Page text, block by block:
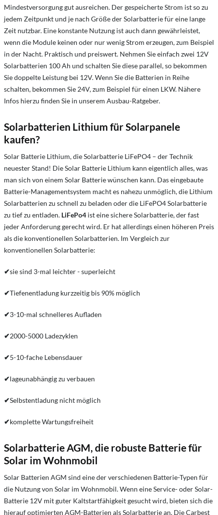
Mindestversorgung gut ausreichen. Der gespeicherte Strom ist so zu
jedem Zeitpunkt und je nach Größe der Solarbatterie für eine lange
Zeit nutzbar. Eine konstante Nutzung ist auch dann gewährleistet,
wenn die Module keinen oder nur wenig Strom erzeugen, zum Beispiel
in der Nacht. Praktisch und preiswert. Nehmen Sie einfach zwei 12V
Solarbatterien 100 Ah und schalten Sie diese parallel, so bekommen
Sie doppelte Leistung bei 12V. Wenn Sie die Batterien in Reihe
schalten, bekommen Sie 24V, zum Beispiel für einen LKW. Nähere
Infos hierzu finden Sie in unserem Ausbau-Ratgeber.
Solarbatterien Lithium für Solarpanele
kaufen?
Solar Batterie Lithium, die Solarbatterie LiFePO4 – der Technik
neuester Stand! Die Solar Batterie Lithium kann eigentlich alles, was
man sich von einem Solar Batterie wünschen kann. Das eingebaute
Batterie-Managementsystem macht es nahezu unmöglich, die Lithium
Solarbatterien zu schnell zu beladen oder die LiFePO4 Solarbatterie
zu tief zu entladen. LiFePo4 ist eine sichere Solarbatterie, der fast
jeder Anforderung gerecht wird. Er hat allerdings einen höheren Preis
als die konventionellen Solarbatterien. Im Vergleich zur
konventionellen Solarbatterie:
✔sie sind 3-mal leichter - superleicht
✔Tiefenentladung kurzzeitig bis 90% möglich
✔3-10-mal schnelleres Aufladen
✔2000-5000 Ladezyklen
✔5-10-fache Lebensdauer
✔lageunabhängig zu verbauen
✔Selbstentladung nicht möglich
✔komplette Wartungsfreiheit
Solarbatterie AGM, die robuste Batterie für
Solar im Wohnmobil
Solar Batterien AGM sind eine der verschiedenen Batterie-Typen für
die Nutzung von Solar im Wohnmobil. Wenn eine Service- oder Solar-
Batterie 12V mit guter Kaltstartfähigkeit gesucht wird, bieten sich die
hierauf optimierten AGM-Batterien als Solarbatterie an. Die Carbest